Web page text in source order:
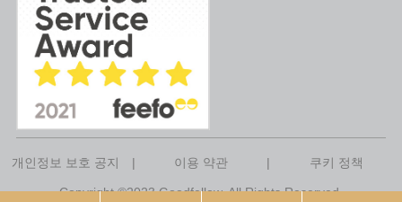
개인정보 보호 공지 | 이용 약관 | 쿠키 정책
Copyright ©2023 Goodfellow. All Rights Reserved.